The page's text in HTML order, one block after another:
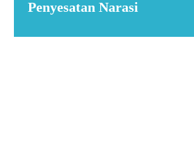
Penyesatan Narasi